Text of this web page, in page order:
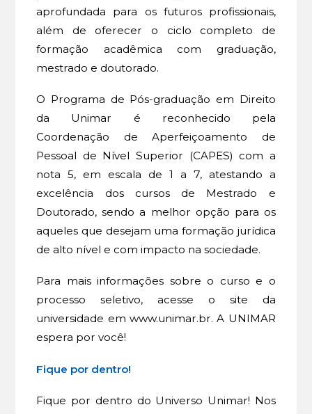
aprofundada para os futuros profissionais,
além de oferecer o ciclo completo de
formação acadêmica com graduação,
mestrado e doutorado.
O Programa de Pós-graduação em Direito
da Unimar é reconhecido pela
Coordenação de Aperfeiçoamento de
Pessoal de Nível Superior (CAPES) com a
nota 5, em escala de 1 a 7, atestando a
excelência dos cursos de Mestrado e
Doutorado, sendo a melhor opção para os
aqueles que desejam uma formação jurídica
de alto nível e com impacto na sociedade.
Para mais informações sobre o curso e o
processo seletivo, acesse o site da
universidade em www.unimar.br. A UNIMAR
espera por você!
Fique por dentro!
Fique por dentro do Universo Unimar! Nos